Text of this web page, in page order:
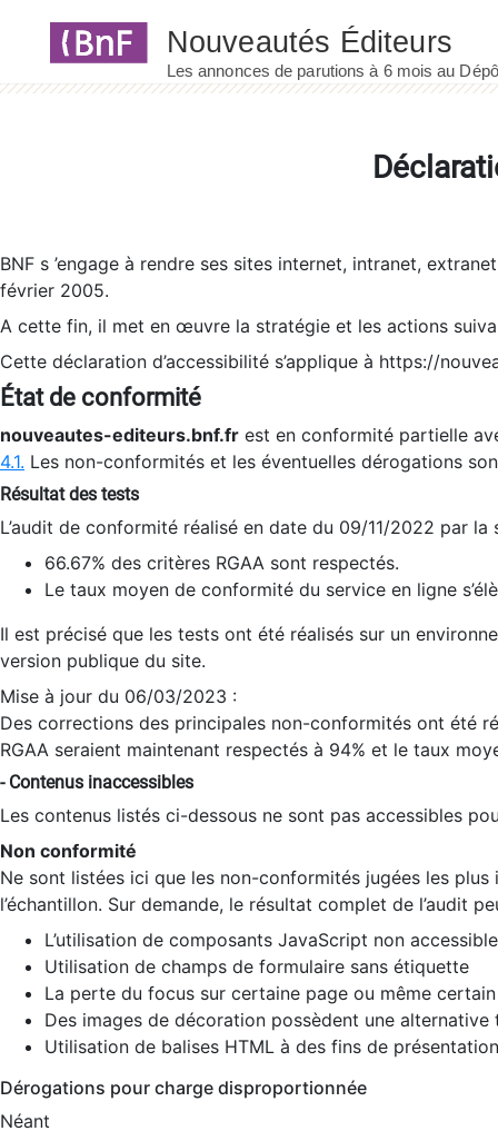
BNF s ’engage à rendre ses sites internet, intranet,
février 2005.
A cette fin, il met en œuvre la stratégie et les actions
Cette déclaration d’accessibilité s’applique à https://
État de conformité
nouveautes-editeurs.bnf.fr est en conformité partielle
4.1. Les non-conformités et les éventuelles dérogations
Résultat des tests
L’audit de conformité réalisé en date du 09/11/2022 par
66.67% des critères RGAA sont respectés.
Le taux moyen de conformité du service en ligne
Il est précisé que les tests ont été réalisés sur un
version publique du site.
Mise à jour du 06/03/2023 :
Des corrections des principales non-conformités ont été
RGAA seraient maintenant respectés à 94% et le taux
- Contenus inaccessibles
Les contenus listés ci-dessous ne sont pas accessibles
Non conformité
Ne sont listées ici que les non-conformités jugées les
l’échantillon. Sur demande, le résultat complet de l’audit
L’utilisation de composants JavaScript non
Utilisation de champs de formulaire sans étiquette
La perte du focus sur certaine page ou même
Des images de décoration possèdent une alternative
Utilisation de balises HTML à des fins de
Dérogations pour charge disproportionnée
Néant